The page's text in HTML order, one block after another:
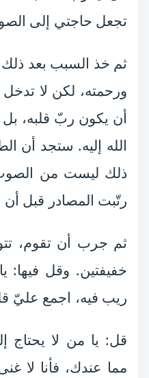
تجعل حاجتي إلى
ثم خذ السبب بعد
ورحمته، لكن لا
أن يكون ربّ قلبه،
الله إليه. ستجد أن
ذلك ليست من
رتّبت المصادر قبل
ثم جرب أن تقوم،
خفيفتين. وقل فيها:
ريب فيه، اجمع عليّ
قل: يا من لا يحتاج
مما عندك، فأنا لا